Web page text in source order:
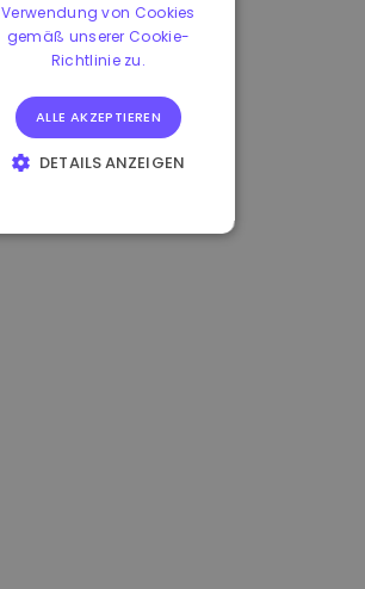
Verwendung von Cookies
gemäß unserer Cookie-
Richtlinie zu.
ALLE AKZEPTIEREN
DETAILS ANZEIGEN